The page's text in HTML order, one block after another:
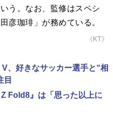
う。なお、監修はスペシ
彦珈琲」が務めている。
《KT》
、好きなサッカー選手と“相
目
Fold8』は「思った以上に